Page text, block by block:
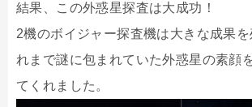
結果、この外惑星探査は大成功！
2機のボイジャー探査機は大きな成果を
れまで謎に包まれていた外惑星の素顔
てくれました。